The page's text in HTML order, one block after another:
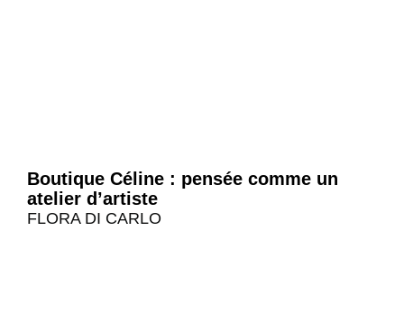
Boutique Céline : pensée comme un
atelier d’artiste
FLORA DI CARLO